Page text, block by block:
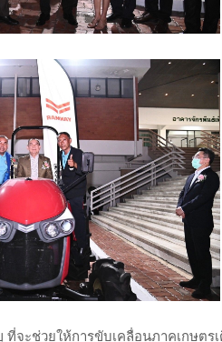
ะช่วยให้การขับเคลื่อนภาคเกษตร